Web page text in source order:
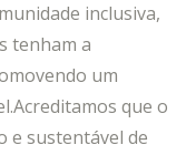
inclusiva,
tenham a
um
que o
e sustentável de